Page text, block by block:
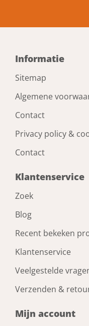
Informatie
Sitemap
Algemene
Contact
Privacy policy &
Contact
Klantenservice
Zoek
Blog
Recent bekeken
Klantenservice
Veelgestelde
Verzenden &
Mijn account